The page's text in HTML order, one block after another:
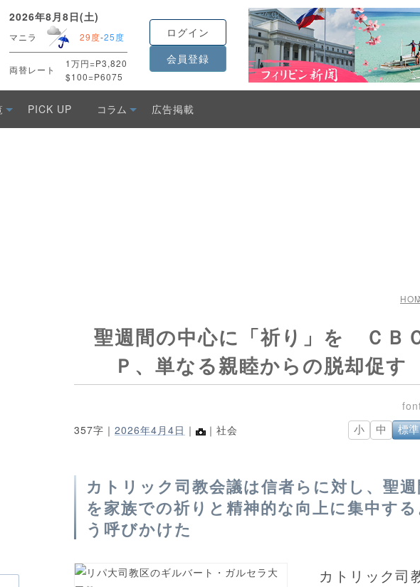
2026年8月8日(土)
マニラ 29度-25度
両替レート
1万円=P3,820
$100=P6075
ログイン
会員登録
PICK UP コラム 広告掲載
聖週間の中心に「祈り」を ＣＢ
Ｐ、単なる親睦からの脱却促す
357字｜ 2026年4月4日 ｜ ｜社会 小 中 標準
カトリック司教会議は信者らに対し、聖週
を家族での祈りと精神的な向上に集中する
う呼びかけた
カトリック司